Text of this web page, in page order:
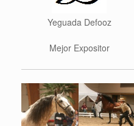
Yeguada Defooz
Mejor Expositor